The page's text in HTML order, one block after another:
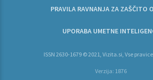
PRAVILA RAVNANJA ZA ZAŠČITO
UPORABA UMETNE
ISSN 2630-1679 © 2021, Vizita.si, Vse
Verzija: 1876